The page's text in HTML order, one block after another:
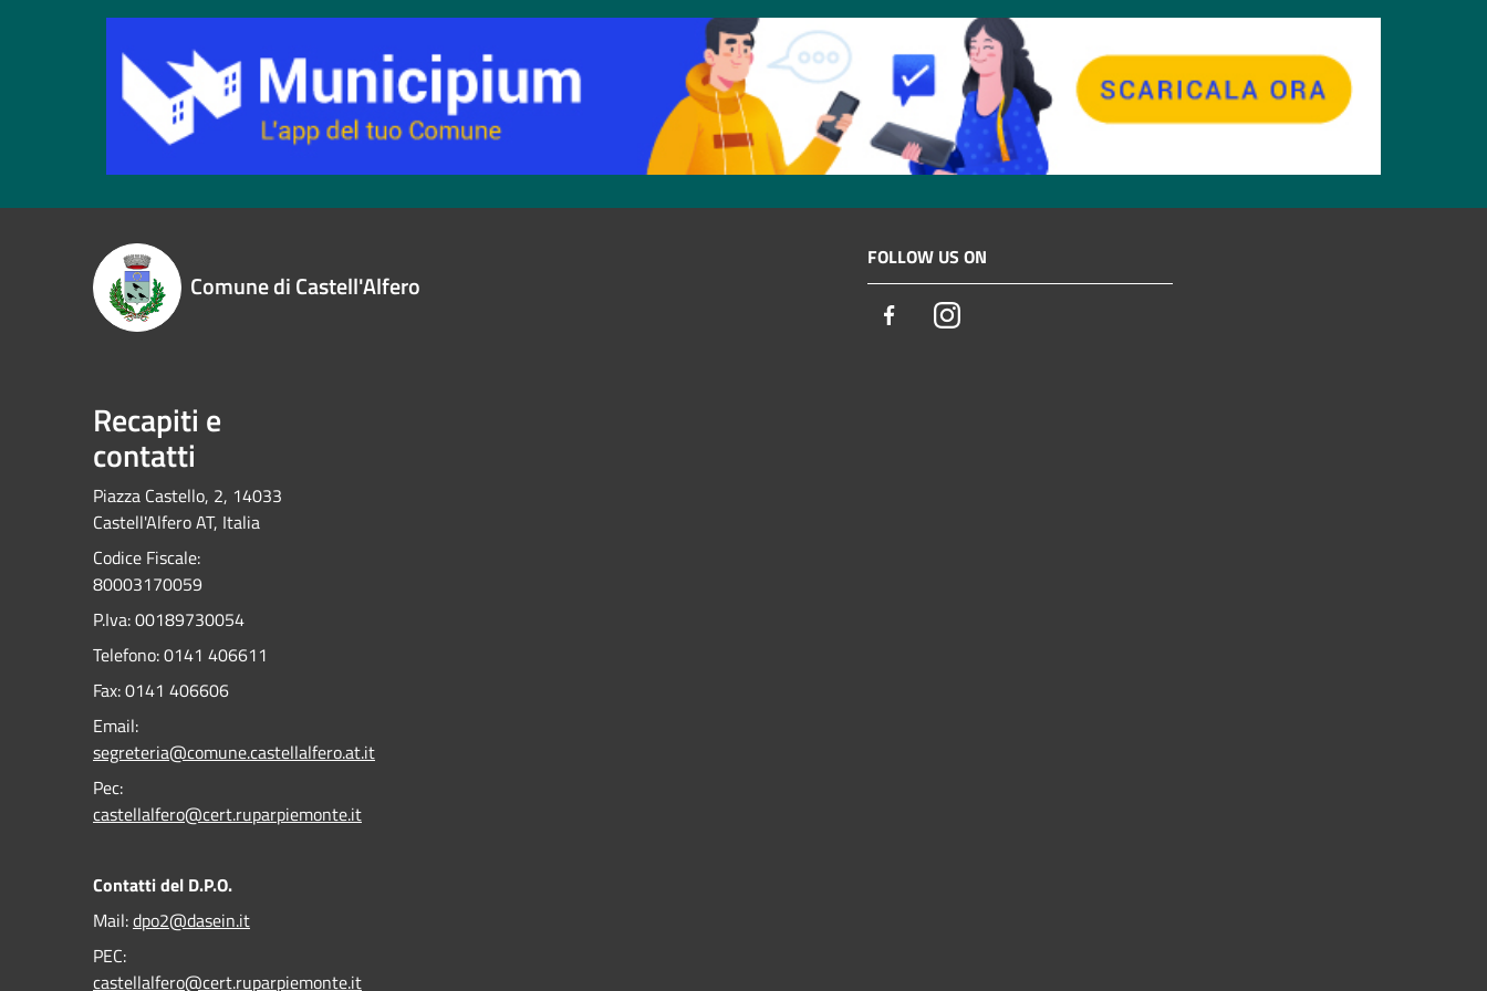
Comune di Castell'Alfero
FOLLOW US ON
FacebookInstagram
Recapiti e
contatti
Piazza Castello, 2, 14033
Castell'Alfero AT, Italia
Codice Fiscale:
80003170059
P.Iva: 00189730054
Telefono:0141 406611
Fax:0141 406606
Email:
segreteria@comune.castellalfero.at.it
Pec:
castellalfero@cert.ruparpiemonte.it
Contatti del D.P.O.
Mail:dpo2@dasein.it
PEC:
castellalfero@cert.ruparpiemonte.it